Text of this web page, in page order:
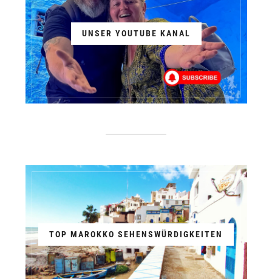
UNSER YOUTUBE KANAL
TOP MAROKKO SEHENSWÜRDIGKEITEN